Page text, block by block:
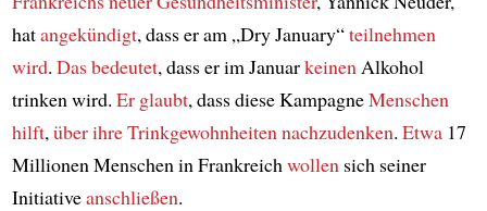
hatangekündigt, dass er am „Dry January“teilnehmen
wird. Das bedeutet, dass er im JanuarkeinenAlkohol
trinken wird. Er glaubt, dass diese KampagneMenschen
hilft,über ihre Trinkgewohnheiten nachzudenken. Etwa17
Millionen Menschen in Frankreichwollensich seiner
Initiativeanschließen.